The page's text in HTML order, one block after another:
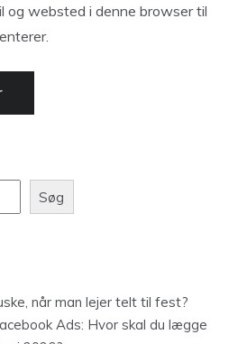
og websted i denne browser til
Søg
når man lejer telt til fest?
Ads: Hvor skal du lægge